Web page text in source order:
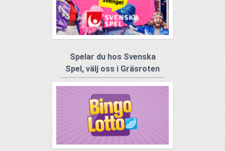
Spelar du hos Svenska
Spel, välj oss i Gräsroten